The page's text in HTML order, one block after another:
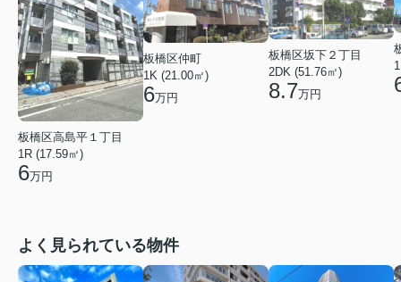
板橋区高島平１丁目
1R (17.59㎡)
6万円
板橋区仲町
1K (21.00㎡)
6万円
板橋区坂下２丁目
2DK (51.76㎡)
8.7万円
よく見られている物件